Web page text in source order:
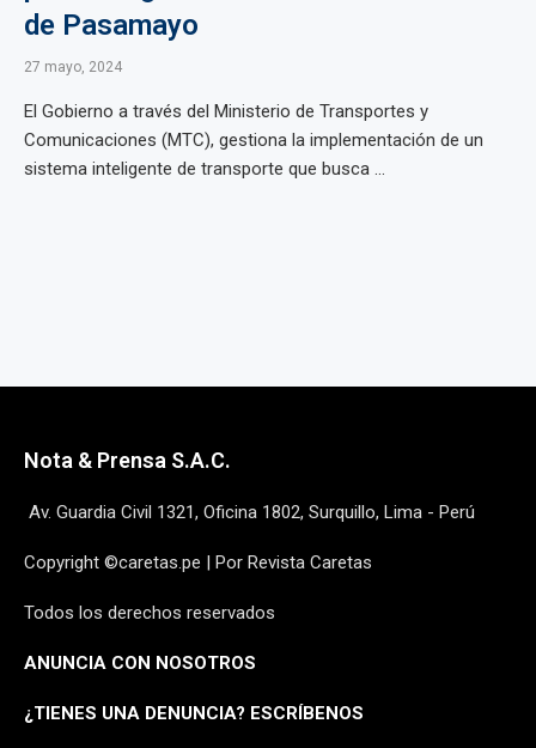
de Pasamayo
27 mayo, 2024
El Gobierno a través del Ministerio de Transportes y
Comunicaciones (MTC), gestiona la implementación de un
sistema inteligente de transporte que busca ...
Nota & Prensa S.A.C.
Av. Guardia Civil 1321, Oficina 1802, Surquillo, Lima - Perú
Copyright ©caretas.pe | Por Revista Caretas
Todos los derechos reservados
ANUNCIA CON NOSOTROS
¿TIENES UNA DENUNCIA? ESCRÍBENOS